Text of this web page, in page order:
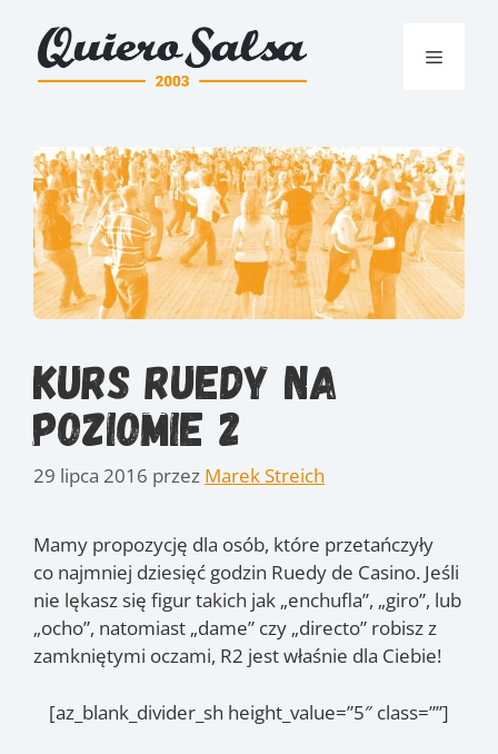
treści
Menu
Kurs Ruedy na
poziomie 2
29 lipca 2016 przez Marek Streich
Mamy propozycję dla osób, które przetańczyły
co najmniej dziesięć godzin Ruedy de Casino. Jeśli
nie lękasz się figur takich jak „enchufla”, „giro”, lub
„ocho”, natomiast „dame” czy „directo” robisz z
zamkniętymi oczami, R2 jest właśnie dla Ciebie!
[az_blank_divider_sh height_value=”5″ class=””]